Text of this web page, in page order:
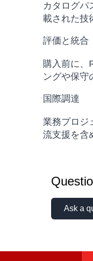
カタログパ
載された技
評価と統合
購入前に、
ングや保守
国際調達
業務プロジ
流支援を含
Ask a